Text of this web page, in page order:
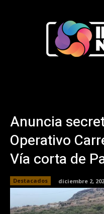
Anuncia
Operativo
Vía corta de
Destacados diciembre 2,